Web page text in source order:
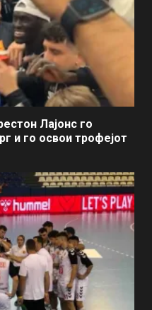
Лајонс го
и го освои трофејот